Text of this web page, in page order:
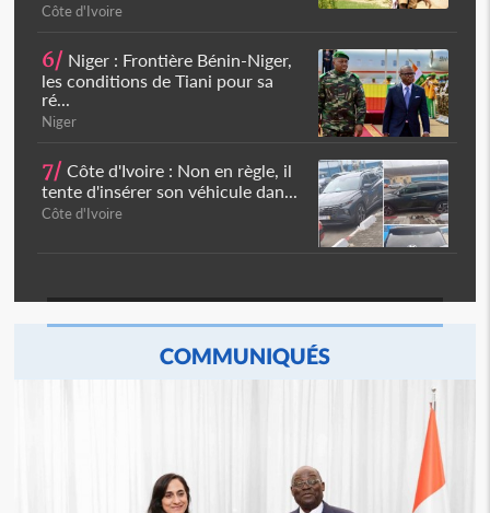
Côte d'Ivoire
6/ Niger : Frontière Bénin-Niger,
les conditions de Tiani pour sa
ré...
Niger
7/ Côte d'Ivoire : Non en règle, il
tente d'insérer son véhicule dan...
Côte d'Ivoire
COMMUNIQUÉS